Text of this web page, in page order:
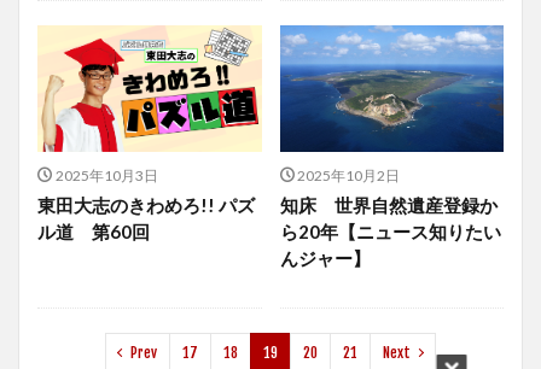
2025年10月3日
東田大志のきわめろ!! パズ
ル道 第60回
2025年10月2日
知床 世界自然遺産登録か
ら20年【ニュース知りたい
んジャー】
Prev 17 18 19 20 21 Next